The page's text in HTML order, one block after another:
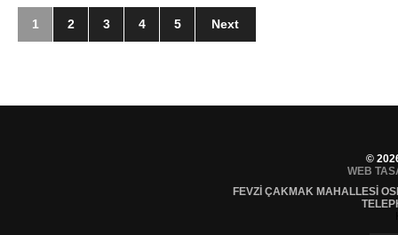
1 2 3 4 5 Next
©
WEB
FEVZI ÇAKMAK MAHALLESI